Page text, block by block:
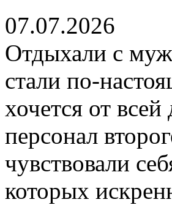
07.07.2026
Отдыхали с
стали по-
хочется от
персонал
чувствовали
которых